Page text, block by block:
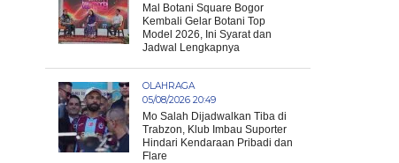
Mal Botani Square Bogor
Kembali Gelar Botani Top
Model 2026, Ini Syarat dan
Jadwal Lengkapnya
OLAHRAGA
05/08/2026 20:49
Mo Salah Dijadwalkan Tiba di
Trabzon, Klub Imbau Suporter
Hindari Kendaraan Pribadi dan
Flare